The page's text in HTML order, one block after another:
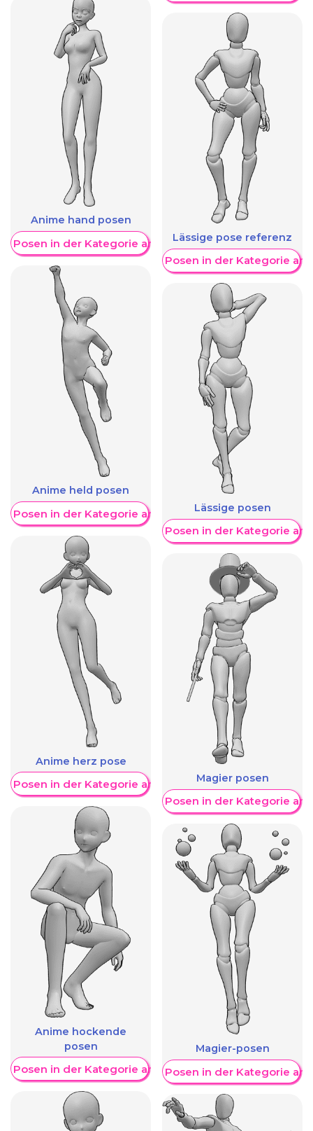
Anime hand posen
Posen in der Kategorie anzeigen
Anime held posen
Posen in der Kategorie anzeigen
Anime herz pose
Posen in der Kategorie anzeigen
Anime hockende
posen
Posen in der Kategorie anzeigen
Lässige pose referenz
Weitere Posen in der Kategorie
Lässige posen
Weitere Posen in der Kategorie
Magier posen
Weitere Posen in der Kategorie
Magier-posen
Weitere Posen in der Kategorie